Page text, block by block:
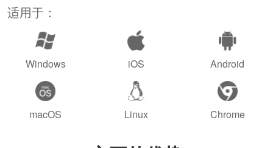
适用于：
Windows iOS Android
macOS Linux Chrome